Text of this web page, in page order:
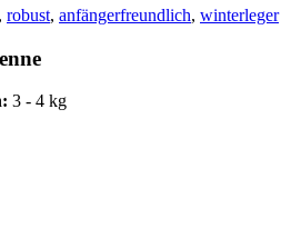
robust, anfängerfreundlich, winterleger
3 - 4 kg